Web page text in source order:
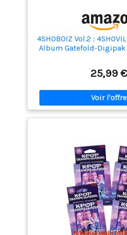
4SHOBOIZ Vol.2 :
Album Gatefold-Digipak
25,99 €